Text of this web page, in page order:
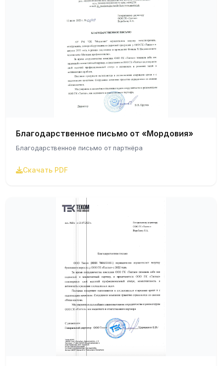
менеджерами по телефону или через форму обратной
связи на сайте. Мы поможем подобрать оптимальный
вариант под ваши требования и рассчитаем стоимость с
учётом объёма заказа.
Благодарственное письмо от «Мордовия»
Благодарственное письмо от партнёра
Скачать PDF